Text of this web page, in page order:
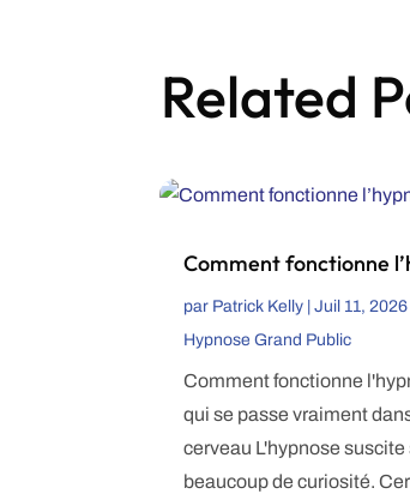
Related
Comment fonctionne
par Patrick Kelly |Juil 11, 2026
Hypnose Grand Public
Comment fonctionne
qui se passe vraiment
cerveau L'hypnose
beaucoup de curiosité.